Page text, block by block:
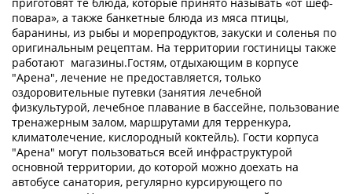
приготовят те блюда, которые принято называть «от шеф-
повара», а также банкетные блюда из мяса птицы,
баранины, из рыбы и морепродуктов, закуски и соленья по
оригинальным рецептам. На территории гостиницы также
работают магазины.Гостям, отдыхающим в корпусе
"Арена", лечение не предоставляется, только
оздоровительные путевки (занятия лечебной
физкультурой, лечебное плавание в бассейне, пользование
тренажерным залом, маршрутами для терренкура,
климатолечение, кислородный коктейль). Гости корпуса
"Арена" могут пользоваться всей инфраструктурой
основной территории, до которой можно доехать на
автобусе санатория, регулярно курсирующего по